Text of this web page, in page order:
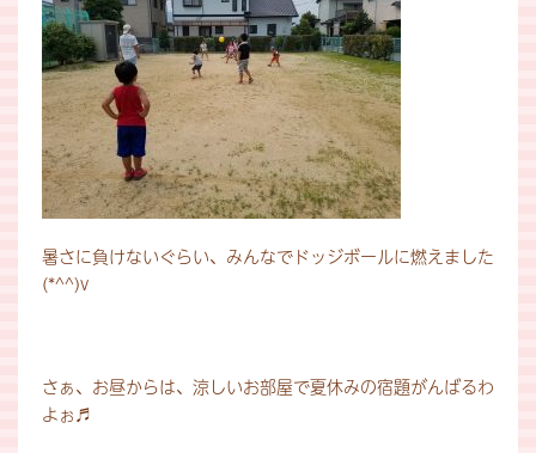
暑さに負けないぐらい、みんなでドッジボールに燃えました
(*^^)v
さぁ、お昼からは、涼しいお部屋で夏休みの宿題がんばるわ
よぉ♬